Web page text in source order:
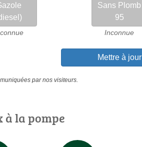
Sans Plomb
95
Inconnue
Mettre à jour
par nos visiteurs.
à la pompe